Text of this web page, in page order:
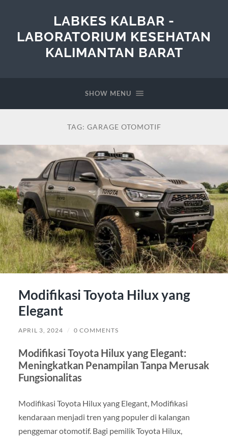
LABKES KALBAR -
LABORATORIUM KESEHATAN
KALIMANTAN BARAT
SHOW MENU
TAG: GARAGE OTOMOTIF
Modifikasi Toyota Hilux yang
Elegant
APRIL 3, 2024 / 0 COMMENTS
Modifikasi Toyota Hilux yang Elegant:
Meningkatkan Penampilan Tanpa Merusak
Fungsionalitas
Modifikasi Toyota Hilux yang Elegant, Modifikasi
kendaraan menjadi tren yang populer di kalangan
penggemar otomotif. Bagi pemilik Toyota Hilux,